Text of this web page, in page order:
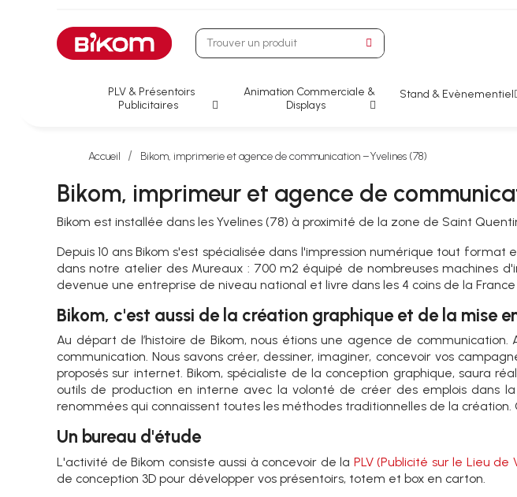
PLV & Présentoirs
Publicitaires
Animation Commerciale &
Displays
Stand & Evènementiel
Accueil Bikom, imprimerie et agence de communication –Yvelines (78)
Bikom, imprimeur et agence de
Bikom est installée dans les Yvelines (78) à proximité de la zone de Saint
Depuis 10 ans Bikom s'est spécialisée dans l'impression numérique tout
dans notre atelier des Mureaux : 700 m2 équipé de nombreuses machines
devenue une entreprise de niveau national et livre dans les 4 coins de la
Bikom, c'est aussi de la création graphique et de la mise
Au départ de l’histoire de Bikom, nous étions une agence de
communication. Nous savons créer, dessiner, imaginer, concevoir vos
proposés sur internet. Bikom, spécialiste de la conception graphique, saura
outils de production en interne avec la volonté de créer des emplois dans
renommées qui connaissent toutes les méthodes traditionnelles de la création.
Un bureau d'étude
L'activité de Bikom consiste aussi à concevoir de la PLV (Publicité sur le Lieu de
de conception 3D pour développer vos présentoirs, totem et box en carton.